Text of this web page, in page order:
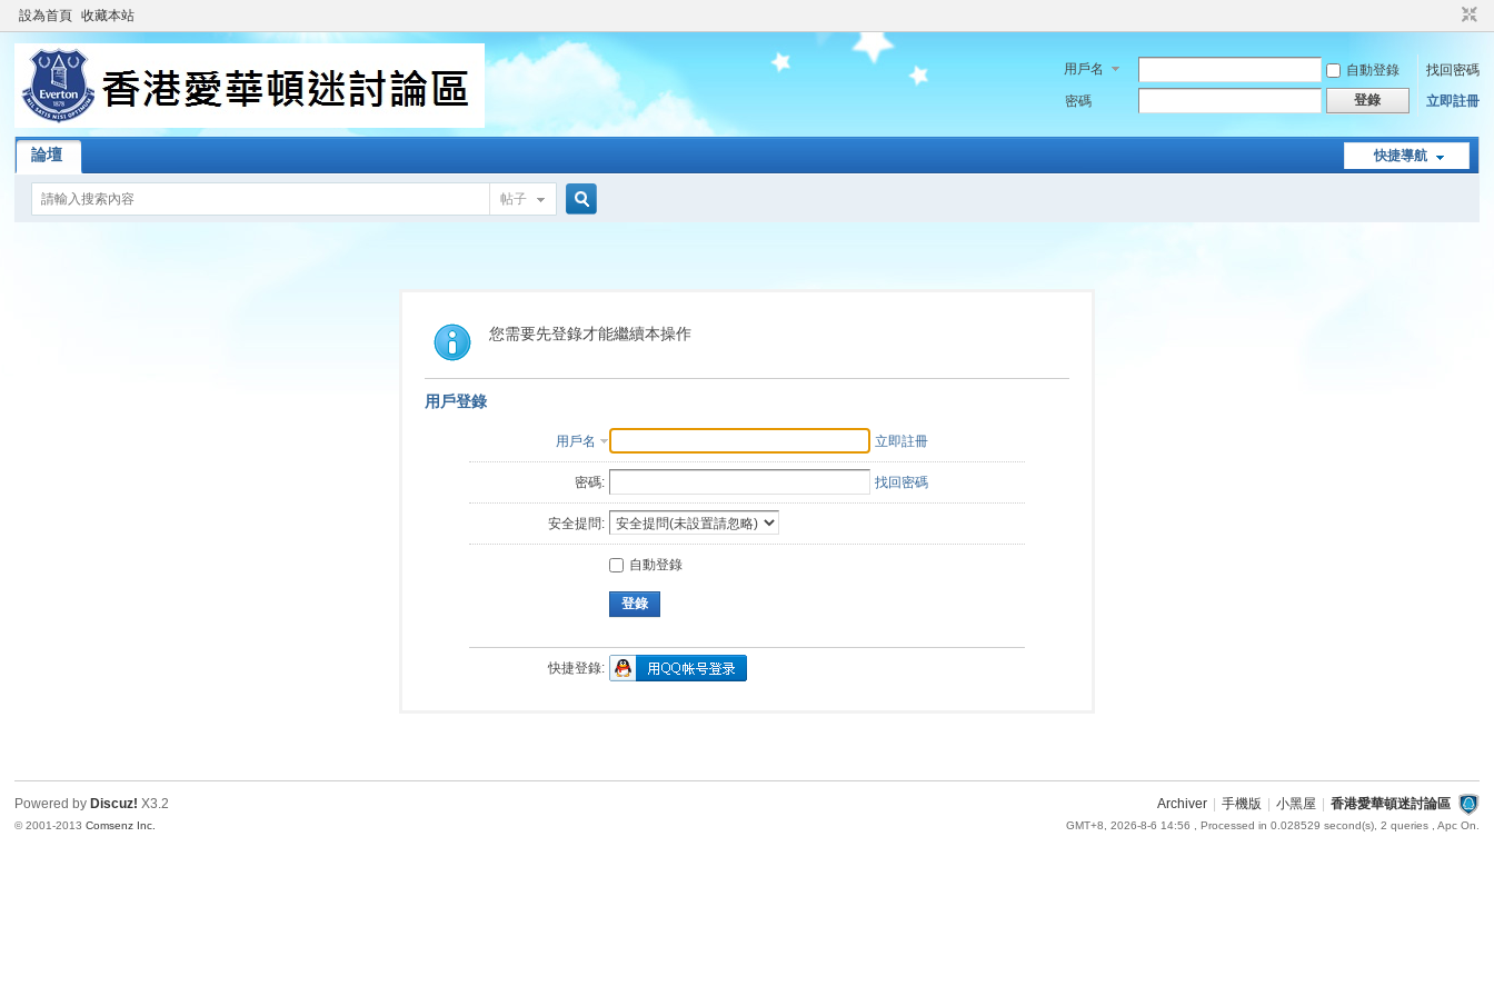
設為首頁 收藏本站
用戶名 自動登錄
找回密碼
密碼
登錄 立即註冊
快捷導航
論壇
帖子
索
您需要先登錄才能繼續本操作
用戶登錄
用戶名 立即註冊
密碼: 找回密碼
安全提問:
自動登錄
登錄
快捷登錄:
Archiver 手機版 小黑屋 香港愛華頓迷討論區
GMT+8, 2026-8-6 14:56 , Processed in 0.028529 second(s), 2 queries , Apc On.
Powered by Discuz! X3.2
© 2001-2013Comsenz Inc.